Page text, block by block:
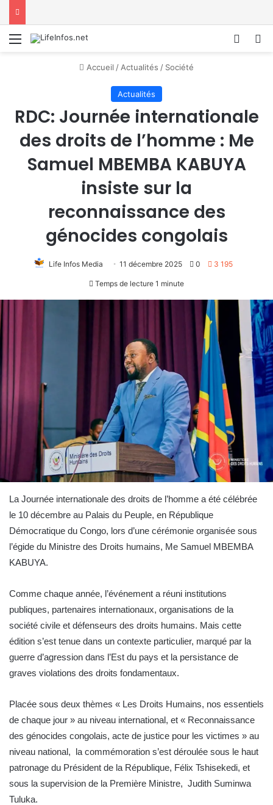
Menu
Accueil / Actualités / Société
Actualités
RDC: Journée internationale
des droits de l’homme : Me
Samuel MBEMBA KABUYA
insiste sur la
reconnaissance des
génocides congolais
Life Infos Media 11 décembre 2025 0 3 195
Temps de lecture 1 minute
La Journée internationale des droits de l’homme a été célébrée
le 10 décembre au Palais du Peuple, en République
Démocratique du Congo, lors d’une cérémonie organisée sous
l’égide du Ministre des Droits humains, Me Samuel MBEMBA
KABUYA.
Comme chaque année, l’événement a réuni institutions
publiques, partenaires internationaux, organisations de la
société civile et défenseurs des droits humains. Mais cette
édition s’est tenue dans un contexte particulier, marqué par la
guerre d’agression dans l’Est du pays et la persistance de
graves violations des droits fondamentaux.
Placée sous deux thèmes « Les Droits Humains, nos essentiels
de chaque jour » au niveau international, et « Reconnaissance
des génocides congolais, acte de justice pour les victimes » au
niveau national, la commémoration s’est déroulée sous le haut
patronage du Président de la République, Félix Tshisekedi, et
sous la supervision de la Première Ministre, Judith Suminwa
Tuluka.